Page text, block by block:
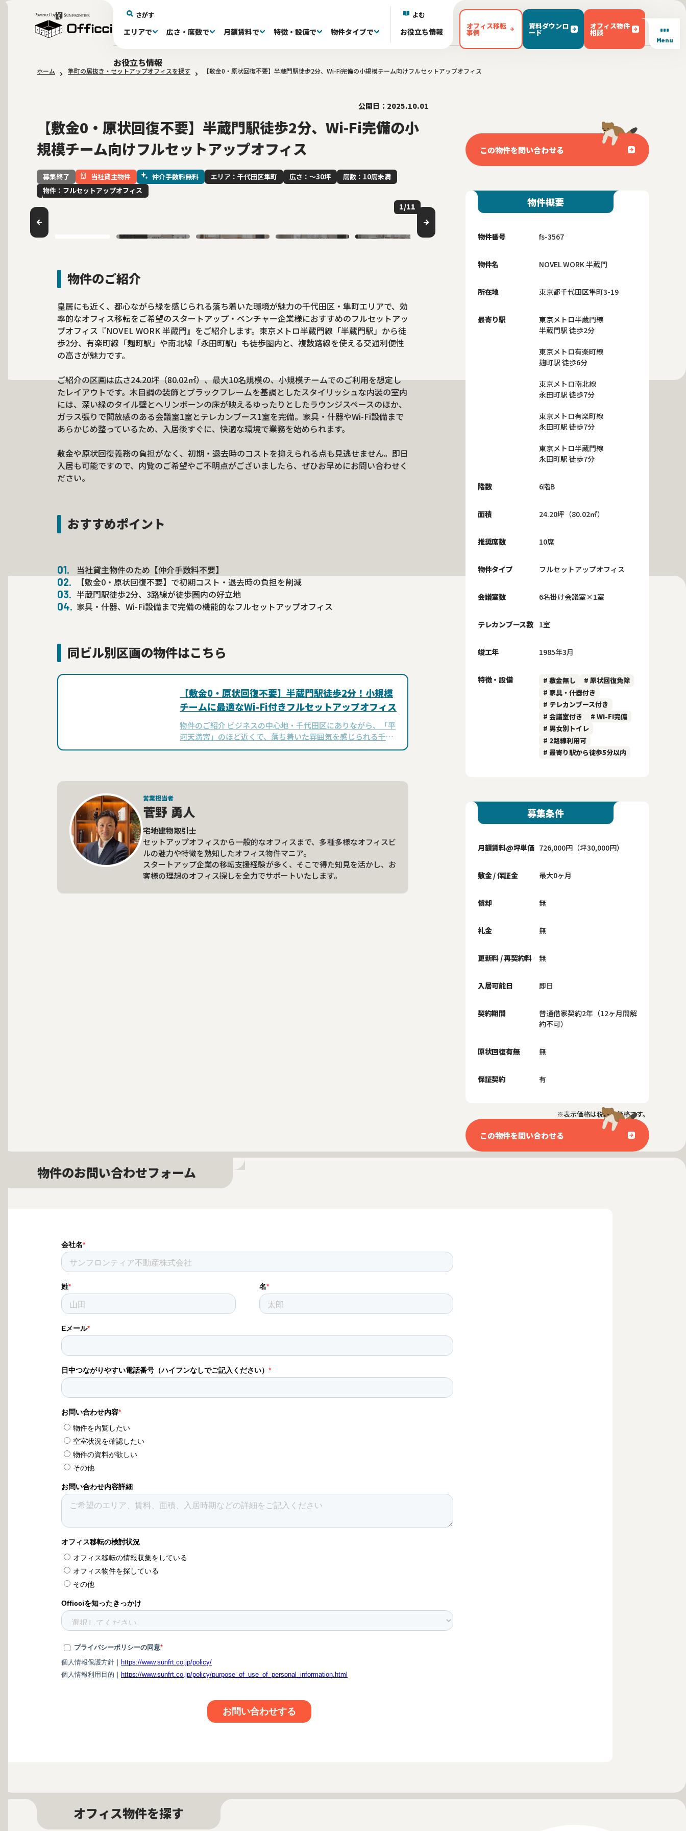
Powered by さがす
エリアで 広さ・席数で 月額賃料で 特徴・設備で 物件タイプで
よむ
お役立ち情報
オフィス移転
事例
資料ダウンロ
ード
オフィス物件
相談
Menu
港区(114)
30〜60坪(275)
セットアップオフィス(279)
30〜60坪(275)
61～100万(185)
テレカンブース付き(443)
居抜きオフィスについて
お役立ち情報
ホーム 隼町の居抜き・セットアップオフィスを探す 【敷金0・原状回復不要】半蔵門駅徒歩2分、Wi-Fi完備の小規模チーム向けフルセットアップオフィス
公開日：2025.10.01
【敷金0・原状回復不要】半蔵門駅徒歩2分、Wi-Fi完備の小
規模チーム向けフルセットアップオフィス
募集終了 当社貸主物件 仲介手数料無料 エリア：千代田区隼町 広さ：〜30坪
席数：10席未満
物件：フルセットアップオフィス
1/11
物件のご紹介
皇居にも近く、都心ながら緑を感じられる落ち着いた環境が魅力の千代田区・隼町エリアで、効
率的なオフィス移転をご希望のスタートアップ・ベンチャー企業様におすすめのフルセットアッ
プオフィス『NOVEL WORK 半蔵門』をご紹介します。東京メトロ半蔵門線「半蔵門駅」から徒
歩2分、有楽町線「麹町駅」や南北線「永田町駅」も徒歩圏内と、複数路線を使える交通利便性
の高さが魅力です。
ご紹介の区画は広さ24.20坪（80.02㎡）、最大10名規模の、小規模チームでのご利用を想定し
たレイアウトです。木目調の装飾とブラックフレームを基調としたスタイリッシュな内装の室内
には、深い緑のタイル壁とヘリンボーンの床が映えるゆったりとしたラウンジスペースのほか、
ガラス張りで開放感のある会議室1室とテレカンブース1室を完備。家具・什器やWi-Fi設備まで
あらかじめ整っているため、入居後すぐに、快適な環境で業務を始められます。
敷金や原状回復義務の負担がなく、初期・退去時のコストを抑えられる点も見逃せません。即日
入居も可能ですので、内覧のご希望やご不明点がございましたら、ぜひお早めにお問い合わせく
ださい。
おすすめポイント
当社貸主物件のため【仲介手数料不要】
【敷金0・原状回復不要】で初期コスト・退去時の負担を削減
半蔵門駅徒歩2分、3路線が徒歩圏内の好立地
家具・什器、Wi-Fi設備まで完備の機能的なフルセットアップオフィス
同ビル別区画の物件はこちら
【敷金0・原状回復不要】半蔵門駅徒歩2分！小規模
チームに最適なWi-Fi付きフルセットアップオフィス
物件のご紹介 ビジネスの中心地・千代田区にありながら、「平
河天満宮」のほど近くで、落ち着いた雰囲気を感じられる千代
田区・隼町エリア。そんな好立地にあるフルセットアップオフ
営業担当者
菅野 勇人
宅地建物取引士
セットアップオフィスから一般的なオフィスまで、多種多様なオフィスビ
ルの魅力や特徴を熟知したオフィス物件マニア。
スタートアップ企業の移転支援経験が多く、そこで得た知見を活かし、お
客様の理想のオフィス探しを全力でサポートいたします。
この物件を問い合わせる
物件概要
物件番号 fs-3567
物件名 NOVEL WORK 半蔵門
所在地 東京都千代田区隼町3-19
最寄り駅
東京メトロ半蔵門線
半蔵門駅 徒歩2分
東京メトロ有楽町線
麹町駅 徒歩6分
東京メトロ南北線
永田町駅 徒歩7分
東京メトロ有楽町線
永田町駅 徒歩7分
東京メトロ半蔵門線
永田町駅 徒歩7分
階数 6階B
面積 24.20坪（80.02㎡）
推奨席数 10席
物件タイプ フルセットアップオフィス
会議室数 6名掛け会議室×1室
テレカンブース数 1室
竣工年 1985年3月
特徴・設備 # 敷金無し
# 原状回復免除
# 家具・什器付き
# テレカンブース付き
# 会議室付き
# Wi-Fi完備
# 男女別トイレ
# 2路線利用可
# 最寄り駅から徒歩5分以内
募集条件
月額賃料@坪単価 726,000円（坪30,000円）
敷金 / 保証金 最大0ヶ月
償却 無
礼金 無
更新料 / 再契約料 無
入居可能日 即日
契約期間
普通借家契約2年（12ヶ月間解
約不可）
原状回復有無 無
保証契約 有
※表示価格は税抜き価格です。
この物件を問い合わせる
物件のお問い合わせフォーム
オフィス物件を探す